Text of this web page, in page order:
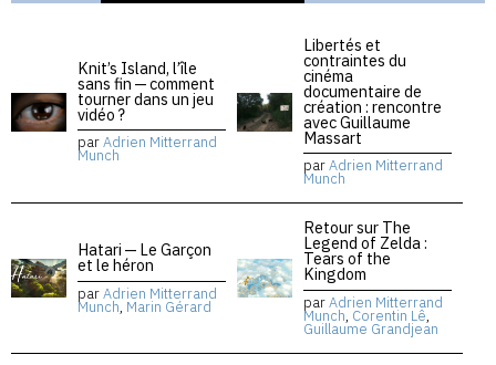
Knit’s Island, l’île
sans fin — comment
tourner dans un jeu
vidéo ?
parAdrien Mitterrand
Munch
Libertés et
contraintes du
cinéma
documentaire de
création : rencontre
avec Guillaume
Massart
parAdrien Mitterrand
Munch
Hatari — Le Garçon
et le héron
parAdrien Mitterrand
Munch, Marin Gérard
Retour sur The
Legend of Zelda :
Tears of the
Kingdom
parAdrien Mitterrand
Munch, Corentin Lê,
Guillaume Grandjean